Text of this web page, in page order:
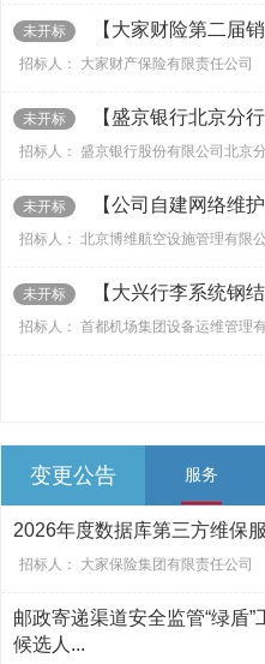
未开标 【大家财险第二届
招标人： 大家财产保险有限责任公司
未开标 【盛京银行北京分
招标人： 盛京银行股份有限公司北京
未开标 【公司自建网络维
招标人： 北京博维航空设施管理有限
未开标 【大兴行李系统钢
招标人： 首都机场集团设备运维管理
变更公告 服务
2026年度数据库第三方维保
招标人： 大家保险集团有限责任公司
邮政寄递渠道安全监管“绿盾
候选人...